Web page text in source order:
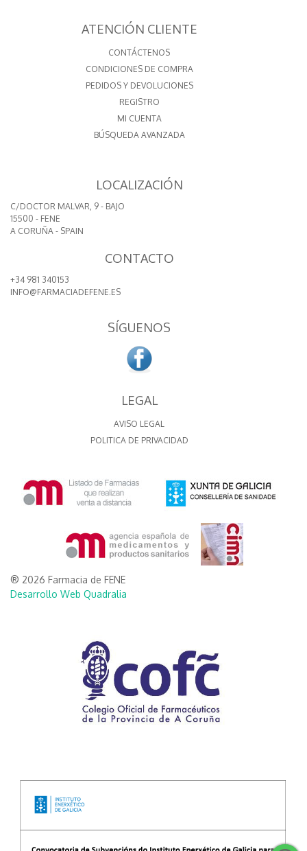
ATENCIÓN CLIENTE
CONTÁCTENOS
CONDICIONES DE COMPRA
PEDIDOS Y DEVOLUCIONES
REGISTRO
MI CUENTA
BÚSQUEDA AVANZADA
LOCALIZACIÓN
C/DOCTOR MALVAR, 9 - BAJO
15500 - FENE
A CORUÑA - SPAIN
CONTACTO
+34 981 340153
INFO@FARMACIADEFENE.ES
SÍGUENOS
LEGAL
AVISO LEGAL
POLITICA DE PRIVACIDAD
® 2026 Farmacia de FENE
Desarrollo Web Quadralia